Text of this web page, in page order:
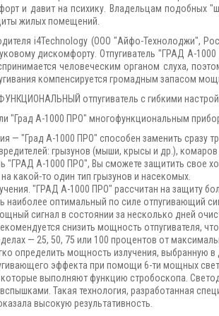
и давит на психику. Владельцам подобных
жилых помещений.
i4Technology (ООО "Айфо-Технолоджи",
дискомфорту. Отпугиватель "ГРАД А-
человеческим органом слуха,
компенсируется громадным запасом
отпугиватель с гибкими
"Град А-1000 ПРО" многофункциональным
— "Град А-1000 ПРО" способен заменить сразу
грызунов (мыши, крысы и др.),
"ГРАД А-1000 ПРО", Вы сможете защитить свое
какой-то один тип грызунов и насекомых.
"ГРАД А-1000 ПРО" рассчитан на защиту
наиболее оптимальный по силе отпугивающий
сигнал в состоянии за несколько дней
снизить мощность отпугивателя,
— 25, 50, 75 или 100 процентов от
определить мощность излучения, выбранную
эффекта при помощи 6-ти мощных
выполняют функцию стробоскопа.
Такая технология, разработанная
высокую результативность.